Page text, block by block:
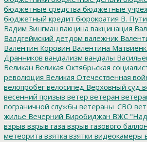
бюджетные средства бюджетные
бюджетный кредит бюрократия В.
Вадим Зингман вакцина вакцинация
Валдгеймский детдом валежник
Валентин Коровин Валентина
Дранников вандализм вандалы
Великан Великая Октябрьская
революция Великая Отечественная
велопробег велосипед Верховный суд
весенний призыв ветер ветеран
пограничной службы ветераны_СВО
жилье Вечерний Биробиджан ВЖС
взрыв взрыв газа взрыв газового
метеорита взятка взятки видеокамеры